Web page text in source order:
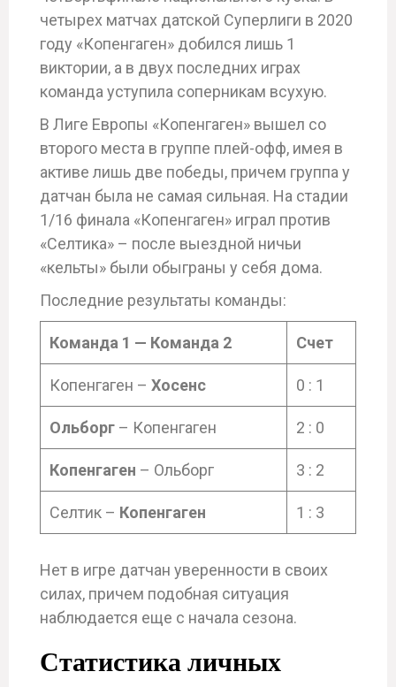
четырех матчах датской Суперлиги в 2020
году «Копенгаген» добился лишь 1
виктории, а в двух последних играх
команда уступила соперникам всухую.
В Лиге Европы «Копенгаген» вышел со
второго места в группе плей-офф, имея в
активе лишь две победы, причем группа у
датчан была не самая сильная. На стадии
1/16 финала «Копенгаген» играл против
«Селтика» – после выездной ничьи
«кельты» были обыграны у себя дома.
Последние результаты команды:
Команда 1 — Команда 2 Счет
Копенгаген – Хосенс 0 : 1
Ольборг – Копенгаген 2 : 0
Копенгаген – Ольборг 3 : 2
Селтик – Копенгаген 1 : 3
Нет в игре датчан уверенности в своих
силах, причем подобная ситуация
наблюдается еще с начала сезона.
Статистика личных